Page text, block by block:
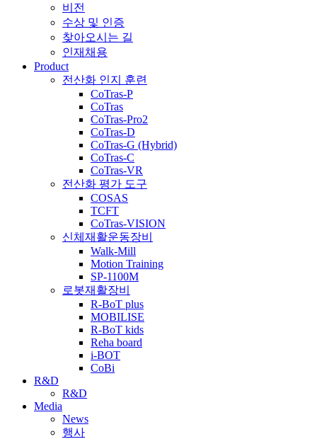
비전
수상 및 인증
찾아오시는 길
인재채용
Product
전산화 인지 훈련
CoTras-P
CoTras
CoTras-Pro2
CoTras-D
CoTras-G (Hybrid)
CoTras-C
CoTras-VR
전산화 평가 도구
COSAS
TCFT
CoTras-VISION
신체재활운동장비
Walk-Mill
Motion Training
SP-1100M
로봇재활장비
R-BoT plus
MOBILISE
R-BoT kids
Reha board
i-BOT
CoBi
R&D
R&D
Media
News
행사